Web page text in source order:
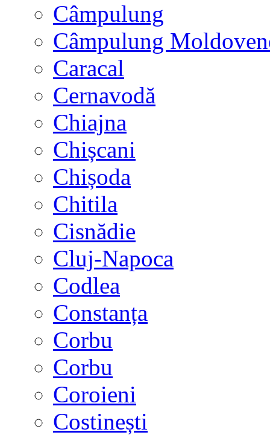
Câmpulung
Câmpulung
Caracal
Cernavodă
Chiajna
Chișcani
Chișoda
Chitila
Cisnădie
Cluj-Napoca
Codlea
Constanța
Corbu
Corbu
Coroieni
Costinești